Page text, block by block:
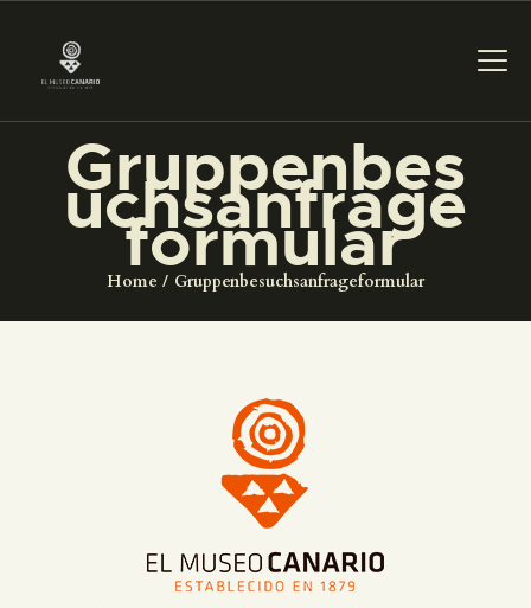
Gruppenbes
uchsanfrage
formular
Home Gruppenbesuchsanfrageformular
DAS MUSEUM
DIENSTLEISTUNGEN
DEUTSCH
DAS MUSEUM
DIENSTLEISTUNGEN